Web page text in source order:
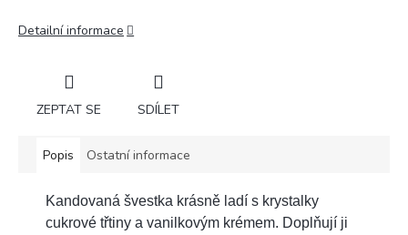
Detailní informace
ZEPTAT SE SDÍLET
Popis Ostatní informace
Kandovaná švestka krásně ladí s krystalky
cukrové třtiny a vanilkovým krémem. Doplňují ji